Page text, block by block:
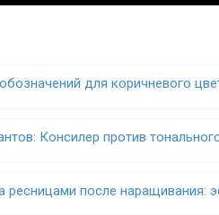
для коричневого
Консилер против
ресницами после наращивания: